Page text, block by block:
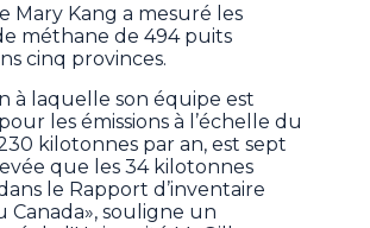
Mary Kang a mesuré les
méthane de 494 puits
cinq provinces.
à laquelle son équipe est
les émissions à l’échelle du
kilotonnes par an, est sept
que les 34 kilotonnes
le Rapport d’inventaire
Canada», souligne un